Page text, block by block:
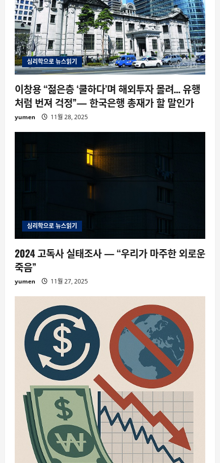
심리학으로 뉴스읽기
이창용 “젊은층 ‘쿨하다’며 해외투자 몰려… 유행
처럼 번져 걱정”— 한국은행 총재가 할 말인가
yumen 11월 28, 2025
심리학으로 뉴스읽기
2024 고독사 실태조사 — “우리가 마주한 외로운
죽음”
yumen 11월 27, 2025